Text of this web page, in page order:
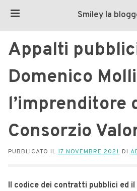
Smiley la
Appalti
Domenico
l’imprenditore
Consorzio
PUBBLICATO IL 17 NOVEMBRE 2021 DI
Il codice dei contratti pubblici ed il